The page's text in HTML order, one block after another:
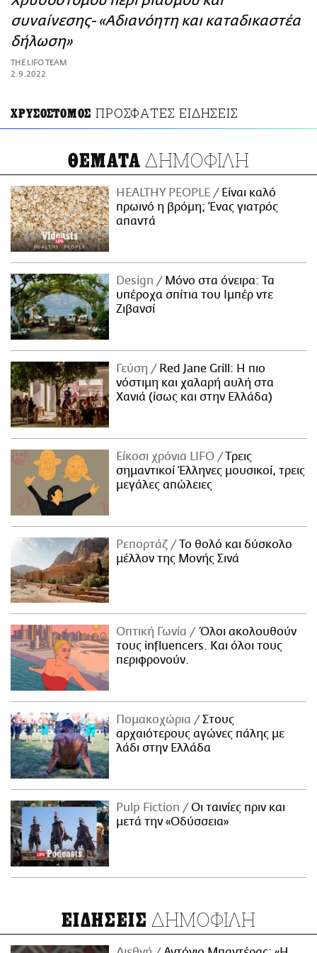
ΑΜΠΑ
PRINT
συναίνεσης- «Αδιανόητη και καταδικαστέα
δήλωση»
THE LIFO TEAM
2.9.2022
ΧΡΥΣΟΣΤΟΜΟΣ ΠΡΟΣΦΑΤΕΣ ΕΙΔΗΣΕΙΣ
ΘΕΜΑΤΑ ΔΗΜΟΦΙΛΗ
HEALTHY PEOPLE
Είναι καλό
πρωινό η βρόμη; Ένας γιατρός
απαντά
Design
Μόνο στα όνειρα: Τα
υπέροχα σπίτια του Ιμπέρ ντε
Ζιβανσί
Γεύση
Red Jane Grill: Η πιο
νόστιμη και χαλαρή αυλή στα
Χανιά (ίσως και στην Ελλάδα)
Είκοσι χρόνια LIFO
Tρεις
σημαντικοί Έλληνες μουσικοί, τρεις
μεγάλες απώλειες
Ρεπορτάζ
Το θολό και δύσκολο
μέλλον της Μονής Σινά
Οπτική Γωνία
Όλοι ακολουθούν
τους influencers. Και όλοι τους
περιφρονούν.
Πομακοχώρια
Στους
αρχαιότερους αγώνες πάλης με
λάδι στην Ελλάδα
Pulp Fiction
Οι ταινίες πριν και
μετά την «Οδύσσεια»
ΕΙΔΗΣΕΙΣ ΔΗΜΟΦΙΛΗ